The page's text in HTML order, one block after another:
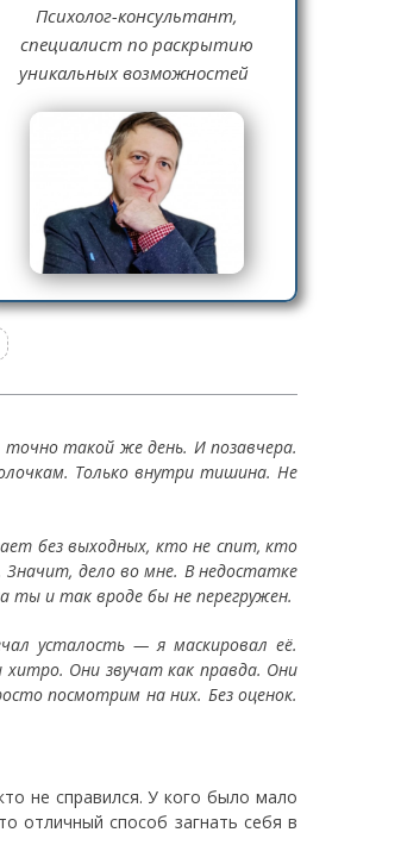
Психолог-консультант,
специалист по раскрытию
уникальных возможностей
такой же день. И позавчера.
Только внутри тишина. Не
без выходных, кто не спит, кто
Значит, дело во мне. В недостатке
и так вроде бы не перегружен.
усталость — я маскировал её.
Они звучат как правда. Они
посмотрим на них. Без оценок.
не справился. У кого было мало
отличный способ загнать себя в